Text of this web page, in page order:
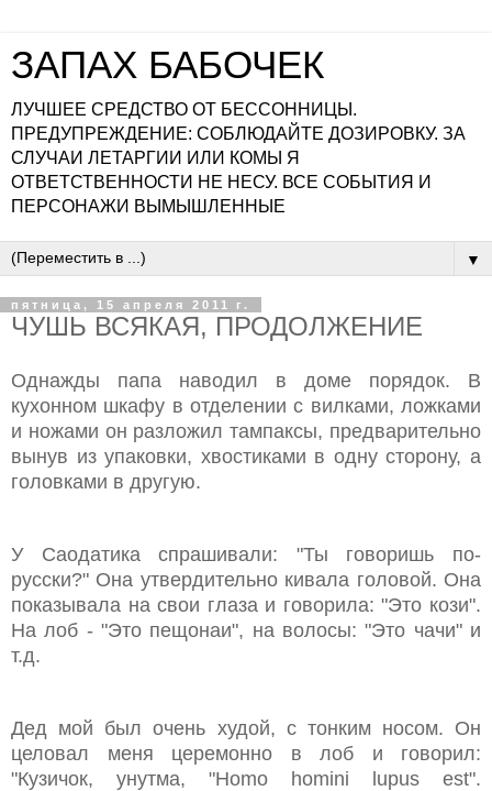
ЗАПАХ БАБОЧЕК
ЛУЧШЕЕ СРЕДСТВО ОТ БЕССОННИЦЫ.
ПРЕДУПРЕЖДЕНИЕ: СОБЛЮДАЙТЕ ДОЗИРОВКУ. ЗА
СЛУЧАИ ЛЕТАРГИИ ИЛИ КОМЫ Я
ОТВЕТСТВЕННОСТИ НЕ НЕСУ. ВСЕ СОБЫТИЯ И
ПЕРСОНАЖИ ВЫМЫШЛЕННЫЕ
▼
пятница, 15 апреля 2011 г.
ЧУШЬ ВСЯКАЯ, ПРОДОЛЖЕНИЕ
Однажды папа наводил в доме порядок. В
кухонном шкафу в отделении с вилками, ложками
и ножами он разложил тампаксы, предварительно
вынув из упаковки, хвостиками в одну сторону, а
головками в другую.
У Саодатика спрашивали: "Ты говоришь по-
русски?" Она утвердительно кивала головой. Она
показывала на свои глаза и говорила: "Это кози".
На лоб - "Это пещонаи", на волосы: "Это чачи" и
т.д.
Дед мой был очень худой, с тонким носом. Он
целовал меня церемонно в лоб и говорил:
"Кузичок, унутма, "Homo homini lupus est".